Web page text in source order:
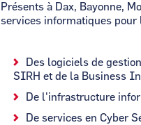
Présents à Dax, Bayonne,
services informatiques pour
Des logiciels de
SIRH et de la Business
De l'infrastructure
De services en Cyber